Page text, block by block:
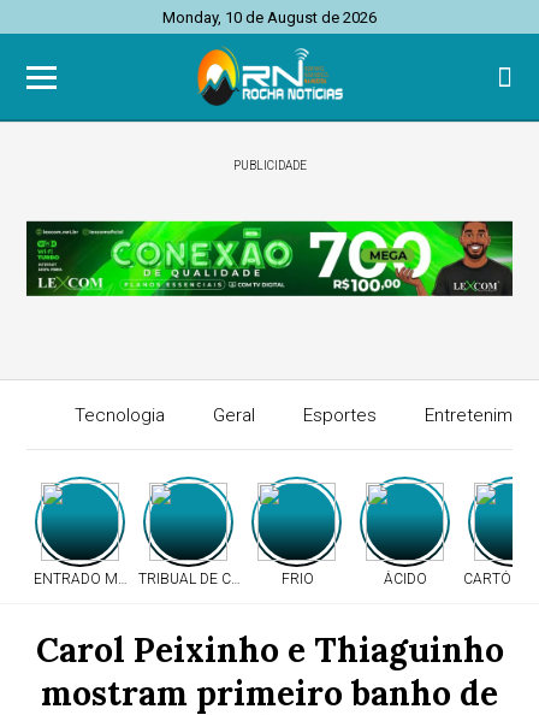
Monday, 10 de August de 2026
PUBLICIDADE
Tecnologia Geral Esportes
ENTRADO MORTOTRIBUAL DE CONTAS FRIO ÁCIDO
Carol Peixinho e Thiaguinho
mostram primeiro banho de